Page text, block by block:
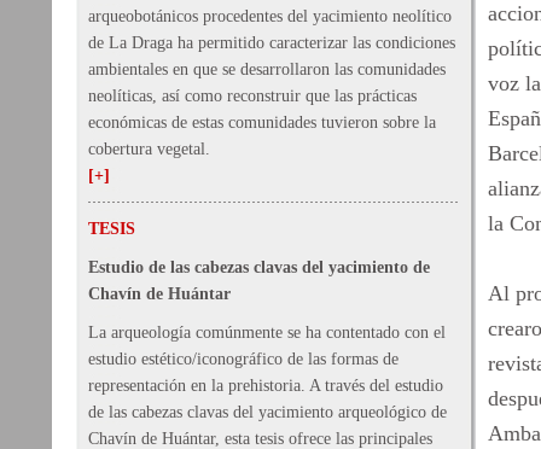
arqueobotánicos procedentes del yacimiento neolítico
de La Draga ha permitido caracterizar las condiciones
ambientales en que se desarrollaron las comunidades
neolíticas, así como reconstruir que las prácticas
económicas de estas comunidades tuvieron sobre la
cobertura vegetal.
[+]
TESIS
Estudio de las cabezas clavas del yacimiento de
Chavín de Huántar
La arqueología comúnmente se ha contentado con el
estudio estético/iconográfico de las formas de
representación en la prehistoria. A través del estudio
de las cabezas clavas del yacimiento arqueológico de
Chavín de Huántar, esta tesis ofrece las principales
voz
la
Al